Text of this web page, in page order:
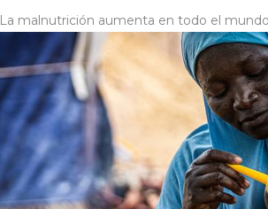
La malnutrición aumenta en todo el